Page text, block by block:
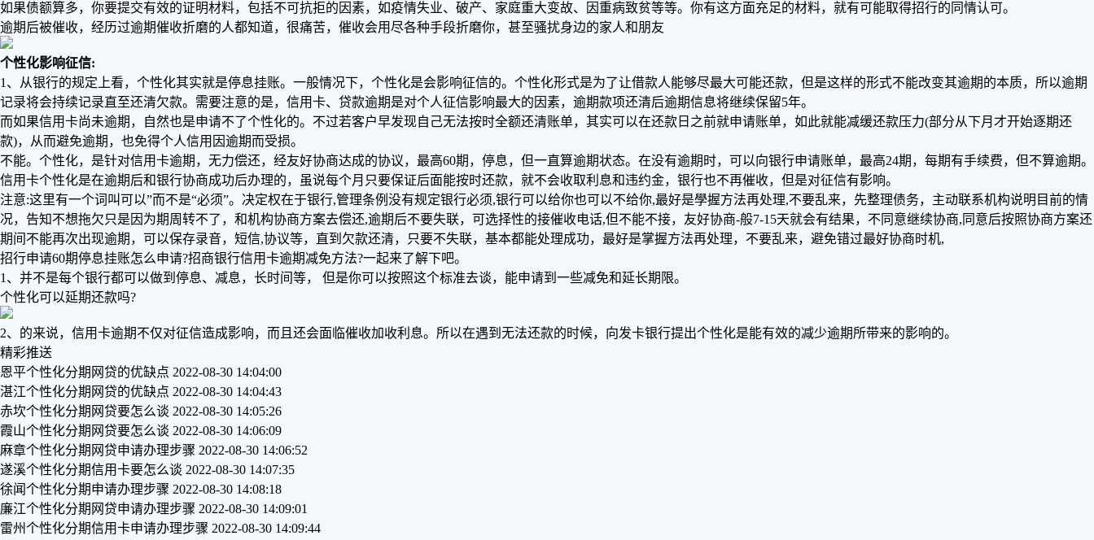
如果债额算多，你要提交有效的证明材料，包括不可抗拒的因素，如疫情失业、破产、家庭重大变故、因重病致贫等等。你有这方面充足的材料，就有可能取得招行的同情认可。
逾期后被催收，经历过逾期催收折磨的人都知道，很痛苦，催收会用尽各种手段折磨你，甚至骚扰身边的家人和朋友
个性化影响征信:
1、从银行的规定上看，个性化其实就是停息挂账。一般情况下，个性化是会影响征信的。个性化形式是为了让借款人能够尽最大可能还款，但是这样的形式不能改变其逾期的本质，所以逾期
记录将会持续记录直至还清欠款。需要注意的是，信用卡、贷款逾期是对个人征信影响最大的因素，逾期款项还清后逾期信息将继续保留5年。
而如果信用卡尚未逾期，自然也是申请不了个性化的。不过若客户早发现自己无法按时全额还清账单，其实可以在还款日之前就申请账单，如此就能减缓还款压力(部分从下月才开始逐期还
款)，从而避免逾期，也免得个人信用因逾期而受损。
不能。个性化，是针对信用卡逾期，无力偿还，经友好协商达成的协议，最高60期，停息，但一直算逾期状态。在没有逾期时，可以向银行申请账单，最高24期，每期有手续费，但不算逾期。
信用卡个性化是在逾期后和银行协商成功后办理的，虽说每个月只要保证后面能按时还款，就不会收取利息和违约金，银行也不再催收，但是对征信有影响。
注意:这里有一个词叫可以”而不是“必须”。决定权在于银行,管理条例没有规定银行必须,银行可以给你也可以不给你,最好是學握方法再处理,不要乱来，先整理债务，主动联系机构说明目前的情
况，告知不想拖欠只是因为期周转不了，和机构协商方案去偿还,逾期后不要失联，可选择性的接催收电话,但不能不接，友好协商-般7-15天就会有结果，不同意继续协商,同意后按照协商方案还
期间不能再次出现逾期，可以保存录音，短信,协议等，直到欠款还清，只要不失联，基本都能处理成功，最好是掌握方法再处理，不要乱来，避免错过最好协商时机,
招行申请60期停息挂账怎么申请?招商银行信用卡逾期减免方法?一起来了解下吧。
1、并不是每个银行都可以做到停息、减息，长时间等， 但是你可以按照这个标准去谈，能申请到一些减免和延长期限。
个性化可以延期还款吗?
2、的来说，信用卡逾期不仅对征信造成影响，而且还会面临催收加收利息。所以在遇到无法还款的时候，向发卡银行提出个性化是能有效的减少逾期所带来的影响的。
精彩推送
恩平个性化分期网贷的优缺点 2022-08-30 14:04:00
湛江个性化分期网贷的优缺点 2022-08-30 14:04:43
赤坎个性化分期网贷要怎么谈 2022-08-30 14:05:26
霞山个性化分期网贷要怎么谈 2022-08-30 14:06:09
麻章个性化分期网贷申请办理步骤 2022-08-30 14:06:52
遂溪个性化分期信用卡要怎么谈 2022-08-30 14:07:35
徐闻个性化分期申请办理步骤 2022-08-30 14:08:18
廉江个性化分期网贷申请办理步骤 2022-08-30 14:09:01
雷州个性化分期信用卡申请办理步骤 2022-08-30 14:09:44